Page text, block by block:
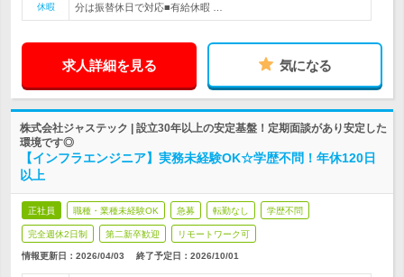
休暇
分は振替休日で対応■有給休暇 …
求人詳細を見る 気になる
株式会社ジャステック | 設立30年以上の安定基盤！定期面談があり安定した
環境です◎
【インフラエンジニア】実務未経験OK☆学歴不問！年休120日
以上
正社員 職種・業種未経験OK 急募 転勤なし 学歴不問
完全週休2日制 第二新卒歓迎 リモートワーク可
情報更新日：2026/04/03 終了予定日： 2026/10/01